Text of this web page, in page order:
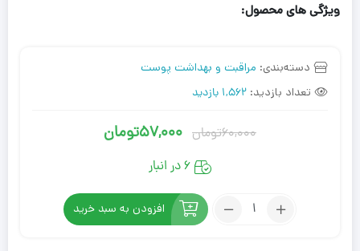
ویژگی های محصول:
دسته‌بندی: مراقبت و بهداشت پوست
تعداد بازدید: 1,562 بازدید
60,000تومان قیمت
اصلی:
60,000تومان
بود.
57,000تومان قیمت
فعلی:
57,000تومان.
6 در انبار
تعداد:
افزودن به سبد خرید